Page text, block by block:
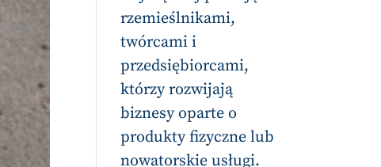
rzemieślnikami,
twórcami i
przedsiębiorcami,
którzy rozwijają
biznesy oparte o
produkty fizyczne lub
nowatorskie usługi.